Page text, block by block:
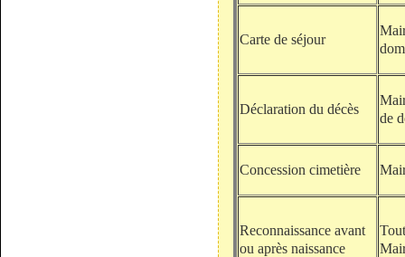
Carte de séjour
Déclaration du décès
de
Concession cimetière
Reconnaissance avant
ou après naissance